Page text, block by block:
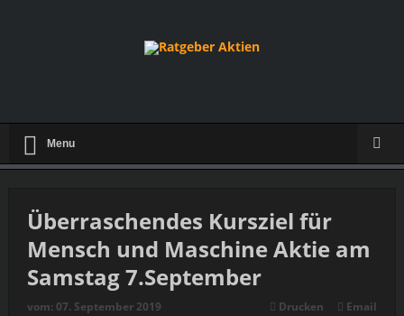
Menu
Überraschendes Kursziel für
Mensch und Maschine Aktie am
Samstag 7.September
vom: 07. September 2019 Drucken Email